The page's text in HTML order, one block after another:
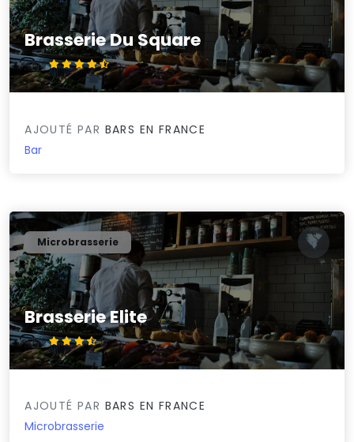
Brasserie Du Square
4.5/5
AJOUTÉ PAR BARS EN FRANCE
Bar
Brasserie Elite
3.5/5
Microbrasserie
AJOUTÉ PAR BARS EN FRANCE
Microbrasserie